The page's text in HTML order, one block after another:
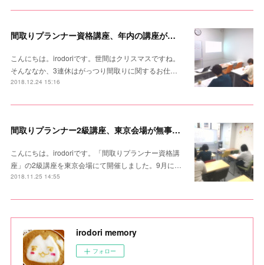
間取りプランナー資格講座、年内の講座がすべて終了。
こんにちは。irodoriです。世間はクリスマスですね。
そんななか、3連休はがっつり間取りに関するお仕…
2018.12.24 15:16
間取りプランナー2級講座、東京会場が無事に終了。
こんにちは。irodoriです。「間取りプランナー資格講
座」の2級講座を東京会場にて開催しました。9月に…
2018.11.25 14:55
irodori memory
フォロー